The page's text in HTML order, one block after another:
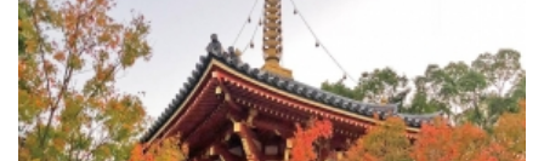
事，從容不迫的面對老年生活，成為一個有格調的高年級生。